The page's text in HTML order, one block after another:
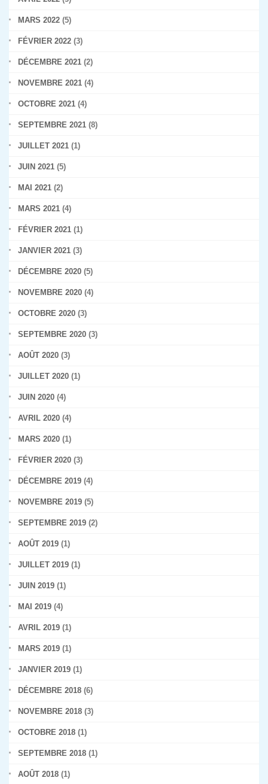
MARS 2022 (5)
FÉVRIER 2022 (3)
DÉCEMBRE 2021 (2)
NOVEMBRE 2021 (4)
OCTOBRE 2021 (4)
SEPTEMBRE 2021 (8)
JUILLET 2021 (1)
JUIN 2021 (5)
MAI 2021 (2)
MARS 2021 (4)
FÉVRIER 2021 (1)
JANVIER 2021 (3)
DÉCEMBRE 2020 (5)
NOVEMBRE 2020 (4)
OCTOBRE 2020 (3)
SEPTEMBRE 2020 (3)
AOÛT 2020 (3)
JUILLET 2020 (1)
JUIN 2020 (4)
AVRIL 2020 (4)
MARS 2020 (1)
FÉVRIER 2020 (3)
DÉCEMBRE 2019 (4)
NOVEMBRE 2019 (5)
SEPTEMBRE 2019 (2)
AOÛT 2019 (1)
JUILLET 2019 (1)
JUIN 2019 (1)
MAI 2019 (4)
AVRIL 2019 (1)
MARS 2019 (1)
JANVIER 2019 (1)
DÉCEMBRE 2018 (6)
NOVEMBRE 2018 (3)
OCTOBRE 2018 (1)
SEPTEMBRE 2018 (1)
AOÛT 2018 (1)